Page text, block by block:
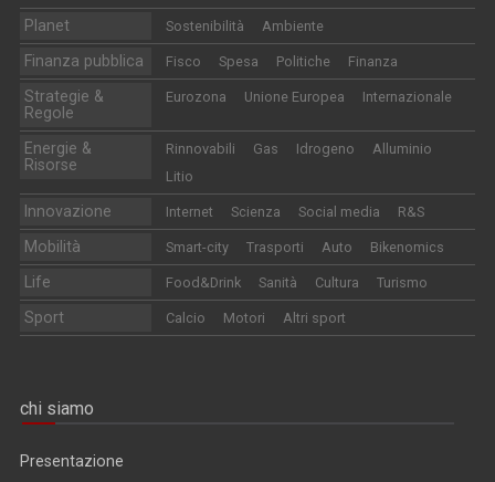
Planet Sostenibilità Ambiente
Finanza pubblica Fisco Spesa Politiche Finanza
Strategie &
Regole
Eurozona Unione Europea Internazionale
Energie &
Risorse
Rinnovabili Gas Idrogeno
Alluminio
Litio
Innovazione Internet Scienza Social media R&S
Mobilità Smart-city Trasporti Auto Bikenomics
Life Food&Drink Sanità Cultura Turismo
Sport Calcio Motori Altri sport
chi siamo
Presentazione